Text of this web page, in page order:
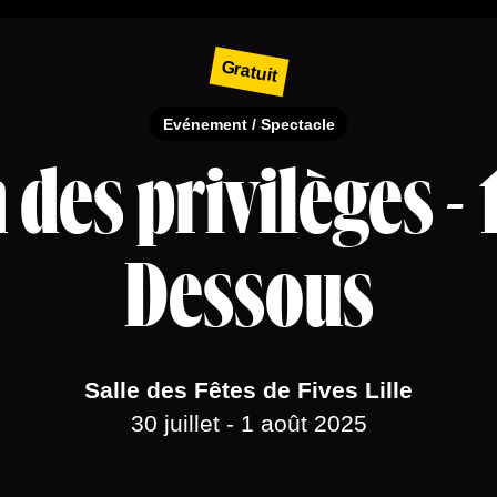
Gratuit
Evénement / Spectacle
privilèges -
Dessous
Salle des Fêtes de Fives Lille
30 juillet - 1 août 2025